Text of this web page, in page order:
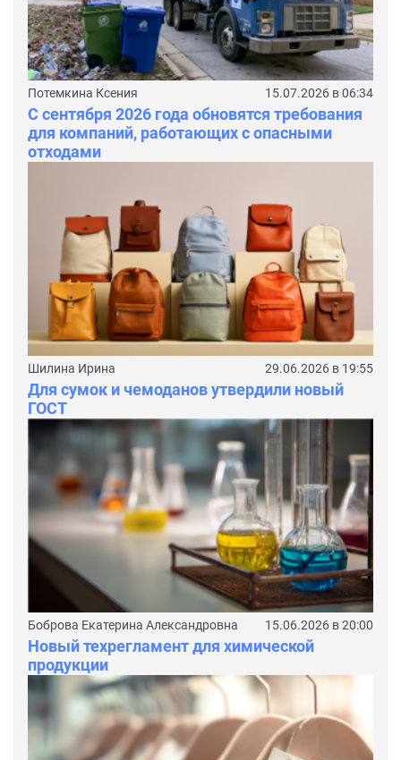
Потемкина Ксения 15.07.2026 в 06:34
С сентября 2026 года обновятся требования
для компаний, работающих с опасными
отходами
Шилина Ирина 29.06.2026 в 19:55
Для сумок и чемоданов утвердили новый
ГОСТ
Боброва Екатерина Александровна 15.06.2026 в 20:00
Новый техрегламент для химической
продукции